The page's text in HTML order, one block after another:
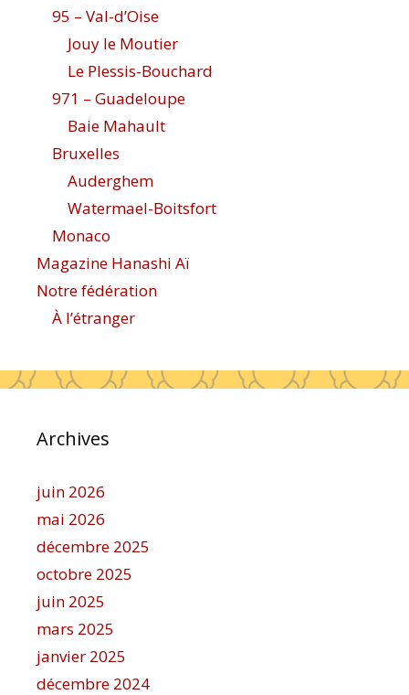
95 – Val-d’Oise
Jouy le Moutier
Le Plessis-Bouchard
971 – Guadeloupe
Baie Mahault
Bruxelles
Auderghem
Watermael-Boitsfort
Monaco
Magazine Hanashi Aï
Notre fédération
À l’étranger
Archives
juin 2026
mai 2026
décembre 2025
octobre 2025
juin 2025
mars 2025
janvier 2025
décembre 2024